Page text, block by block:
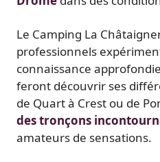
Le Camping La
professionnels
connaissance
feront découvrir ses
de Quart à Crest ou de
des tronçons
amateurs de sensations.